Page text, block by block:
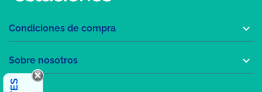
Condiciones de compra 
Sobre nosotros 